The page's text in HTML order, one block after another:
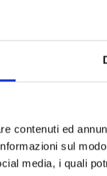
contenuti ed
sul
media, i quali